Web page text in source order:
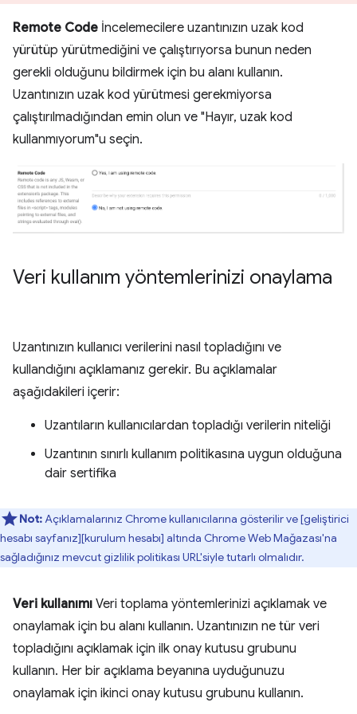
Remote Code İncelemecilere uzantınızın uzak kod
yürütüp yürütmediğini ve çalıştırıyorsa bunun neden
gerekli olduğunu bildirmek için bu alanı kullanın.
Uzantınızın uzak kod yürütmesi gerekmiyorsa
çalıştırılmadığından emin olun ve "Hayır, uzak kod
kullanmıyorum"u seçin.
Veri kullanım yöntemlerinizi onaylama
Uzantınızın kullanıcı verilerini nasıl topladığını ve
kullandığını açıklamanız gerekir. Bu açıklamalar
aşağıdakileri içerir:
Uzantıların kullanıcılardan topladığı verilerin niteliği
Uzantının sınırlı kullanım politikasına uygun olduğuna
dair sertifika
Not:Açıklamalarınız Chrome kullanıcılarına gösterilir ve [geliştirici
hesabı sayfanız][kurulum hesabı] altında Chrome Web Mağazası'na
sağladığınız mevcut gizlilik politikası URL'siyle tutarlı olmalıdır.
Veri kullanımı Veri toplama yöntemlerinizi açıklamak ve
onaylamak için bu alanı kullanın. Uzantınızın ne tür veri
topladığını açıklamak için ilk onay kutusu grubunu
kullanın. Her bir açıklama beyanına uyduğunuzu
onaylamak için ikinci onay kutusu grubunu kullanın.